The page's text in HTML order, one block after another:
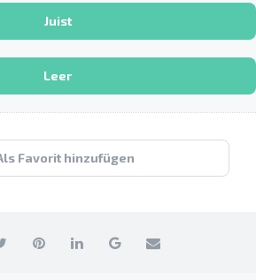
Juist
Leer
Favorit hinzufügen